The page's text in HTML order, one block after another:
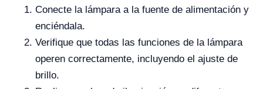
Conecte la lámpara a la fuente de alimentación y
enciéndala.
Verifique que todas las funciones de la lámpara
operen correctamente, incluyendo el ajuste de
brillo.